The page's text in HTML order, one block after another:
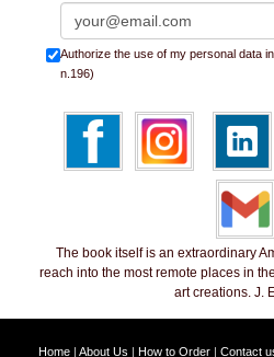
Authorize the use of my personal data
n.196)
The book itself is an extraordinary
reach into the most remote places in
art creations. J.
Home| About Us | How to Order| Contact